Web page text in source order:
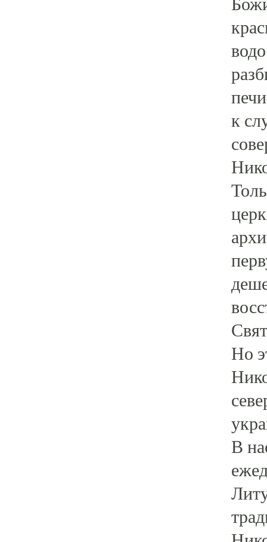
к
Но
В